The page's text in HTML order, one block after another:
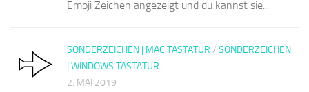
Emoji Zeichen angezeigt und du kannst sie...
SONDERZEICHEN | MAC TASTATUR / SONDERZEICHEN
| WINDOWS TASTATUR
2. MAI 2019